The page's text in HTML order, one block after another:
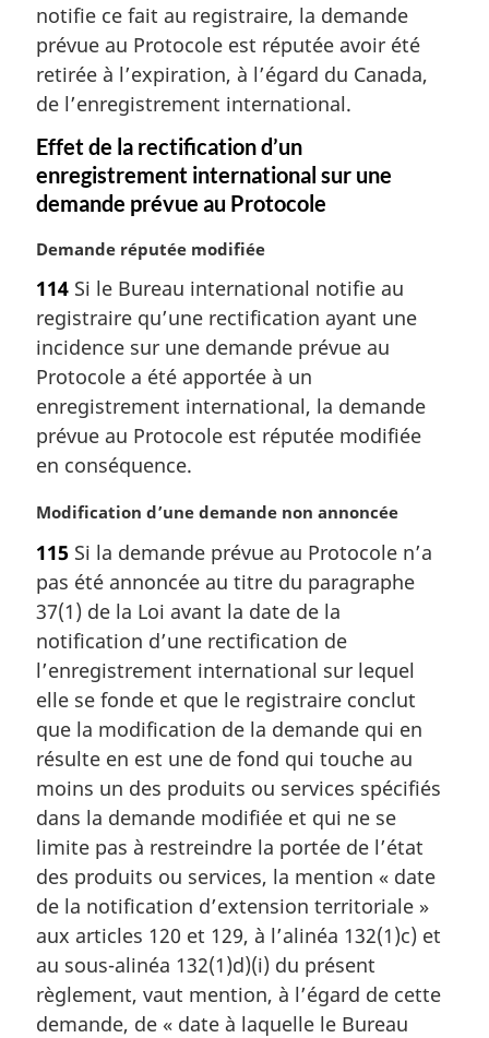
i
n
a
l
:
notifie ce fait au registraire, la demande
prévue au Protocole est réputée avoir été
retirée à l’expiration, à l’égard du Canada,
de l’enregistrement international.
Effet de la rectification d’un
enregistrement international sur une
demande prévue au Protocole
N
t
e
m
a
g
i
n
l
:
Demande réputée modifiée
114 Si le Bureau international notifie au
registraire qu’une rectification ayant une
incidence sur une demande prévue au
Protocole a été apportée à un
enregistrement international, la demande
prévue au Protocole est réputée modifiée
en conséquence.
N
t
e
m
a
g
i
n
a
e
:
Modification d’une demande non annoncée
115 Si la demande prévue au Protocole n’a
pas été annoncée au titre du paragraphe
37(1) de la Loi avant la date de la
notification d’une rectification de
l’enregistrement international sur lequel
elle se fonde et que le registraire conclut
que la modification de la demande qui en
résulte en est une de fond qui touche au
moins un des produits ou services spécifiés
dans la demande modifiée et qui ne se
limite pas à restreindre la portée de l’état
des produits ou services, la mention « date
de la notification d’extension territoriale »
aux articles 120 et 129, à l’alinéa 132(1)c) et
au sous-alinéa 132(1)d)(i) du présent
règlement, vaut mention, à l’égard de cette
demande, de « date à laquelle le Bureau